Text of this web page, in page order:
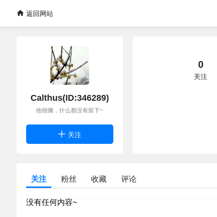
返回网站
Calthus(ID:346289)
他很懒，什么都没有留下~
关注
0
关注
关注 粉丝 收藏 评论
没有任何内容~